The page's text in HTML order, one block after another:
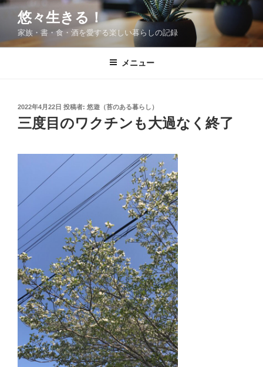
コ
ン
悠々生きる！
家族・書・食・酒を愛する楽しい暮らしの記録
メニュー
投
稿
日:
2022年4月22日 投稿者: 悠遊（苔のある暮らし）
三度目のワクチンも大過なく終了